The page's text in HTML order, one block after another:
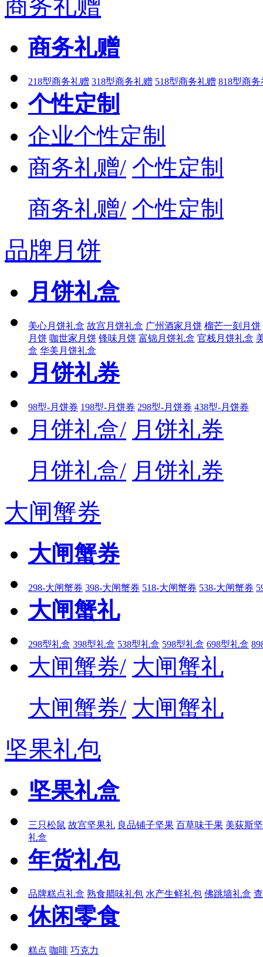
商务礼赠
商务礼赠
218型商务礼赠 318型商务礼赠 518型商务礼赠 818型商务
个性定制
企业个性定制
商务礼赠/ 个性定制
商务礼赠/ 个性定制
品牌月饼
月饼礼盒
美心月饼礼盒 故宫月饼礼盒 广州酒家月饼 榴芒一刻月饼
月饼 咖世家月饼 锋味月饼 富锦月饼礼盒 官栈月饼礼盒
盒 华美月饼礼盒
月饼礼券
98型-月饼券 198型-月饼券 298型-月饼券 438型-月饼券
月饼礼盒/ 月饼礼券
月饼礼盒/ 月饼礼券
大闸蟹券
大闸蟹券
298-大闸蟹券 398-大闸蟹券 518-大闸蟹券 538-大闸蟹券
大闸蟹礼
298型礼盒 398型礼盒 538型礼盒 598型礼盒 698型礼盒
大闸蟹券/ 大闸蟹礼
大闸蟹券/ 大闸蟹礼
坚果礼包
坚果礼盒
三只松鼠 故宫坚果礼 良品铺子坚果 百草味干果 美荻斯
礼盒
年货礼包
品牌糕点礼盒 熟食腊味礼包 水产生鲜礼包 佛跳墙礼盒
休闲零食
糕点 咖啡 巧克力